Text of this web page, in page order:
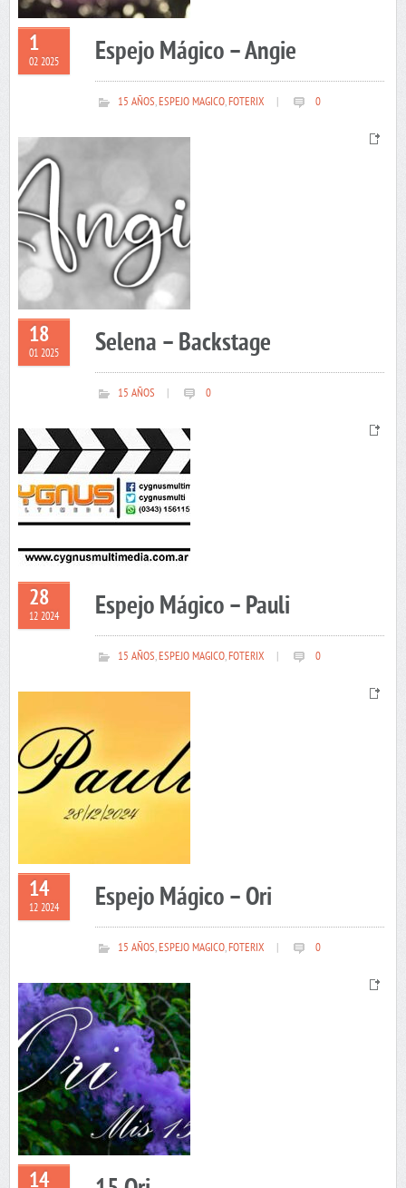
1
02 2025 Espejo Mágico – Angie
15 AÑOS,ESPEJO MAGICO,FOTERIX 0
18
01 2025 Selena – Backstage
15 AÑOS 0
28
12 2024 Espejo Mágico – Pauli
15 AÑOS,ESPEJO MAGICO,FOTERIX 0
14
12 2024 Espejo Mágico – Ori
15 AÑOS,ESPEJO MAGICO,FOTERIX 0
14